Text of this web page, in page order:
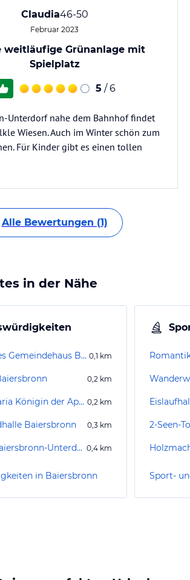
Claudia46-50
Februar 2023
weitläufige Grünanlage mit
Spielplatz
5 / 6
Unterdorf nahe dem Bahnhof findet
Wiesen. Auch im Winter schön zum
Für Kinder gibt es einen tollen
Alle Bewertungen (1)
in der Nähe
Evangelisches Gemeindehaus Baiersbronn 0,1 km
0,2 km
Kirche St. Maria Königin der Apostel 0,2 km
Baiersbronn 0,3 km
Kurgarten Baiersbronn-Unterdorf 0,4 km
in Baiersbronn
2-Seen-